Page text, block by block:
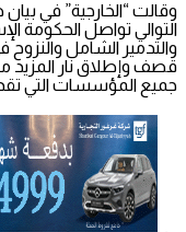
التوالي تواصل الحكومة
والتدمير الشامل
قصف وإطلاق نار المزيد
جميع المؤسسات التي